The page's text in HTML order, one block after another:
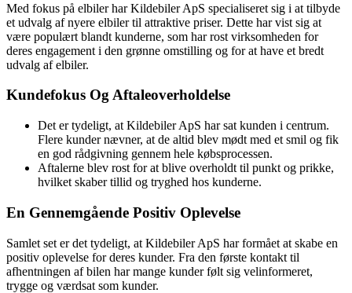
Med fokus på elbiler har Kildebiler ApS specialiseret sig i at tilbyde
et udvalg af nyere elbiler til attraktive priser. Dette har vist sig at
være populært blandt kunderne, som har rost virksomheden for
deres engagement i den grønne omstilling og for at have et bredt
udvalg af elbiler.
Kundefokus Og Aftaleoverholdelse
Det er tydeligt, at Kildebiler ApS har sat kunden i centrum.
Flere kunder nævner, at de altid blev mødt med et smil og fik
en god rådgivning gennem hele købsprocessen.
Aftalerne blev rost for at blive overholdt til punkt og prikke,
hvilket skaber tillid og tryghed hos kunderne.
En Gennemgående Positiv Oplevelse
Samlet set er det tydeligt, at Kildebiler ApS har formået at skabe en
positiv oplevelse for deres kunder. Fra den første kontakt til
afhentningen af bilen har mange kunder følt sig velinformeret,
trygge og værdsat som kunder.